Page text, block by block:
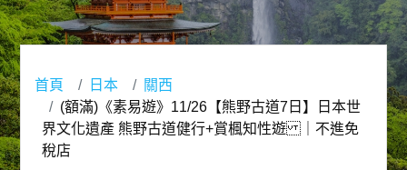
首頁 日本
關西
(額滿)《素易遊》11/26【熊野古道7日】日本世
界文化遺產 熊野古道健行+賞楓知性遊 ｜不進免
稅店